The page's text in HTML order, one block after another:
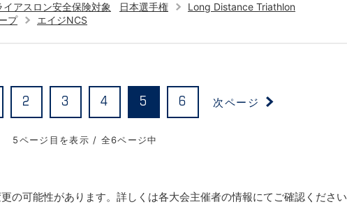
イアスロン安全保険対象 日本選手権
Long Distance Triathlon
プ エイジNCS
5ページ目を表示 / 全6ページ中
2 3 4 5 6 次ページ
の可能性があります。詳しくは各大会主催者の情報にてご確認ください